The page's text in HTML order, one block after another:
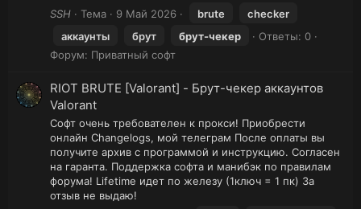
SSH
Тема 9 Май 2026 brute
checker
аккаунты
брут брут-чекер
Ответы: 0
Форум: Приватный софт
RIOT BRUTE [Valorant] - Брут-чекер аккаунтов
Valorant
Софт очень требователен к прокси! Приобрести
онлайн Changelogs, мой телеграм После оплаты вы
получите архив с программой и инструкцию. Согласен
на гаранта. Поддержка софта и манибэк по правилам
форума! Lifetime идет по железу (1ключ = 1 пк) За
отзыв не выдаю!